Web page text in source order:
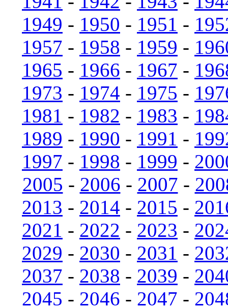
1949 - 1950 - 1951 -
1957 - 1958 - 1959 -
1965 - 1966 - 1967 -
1973 - 1974 - 1975 -
1981 - 1982 - 1983 -
1989 - 1990 - 1991 -
1997 - 1998 - 1999 -
2005 - 2006 - 2007 -
2013 - 2014 - 2015 -
2021 - 2022 - 2023 -
2029 - 2030 - 2031 -
2037 - 2038 - 2039 -
2045 - 2046 - 2047 -